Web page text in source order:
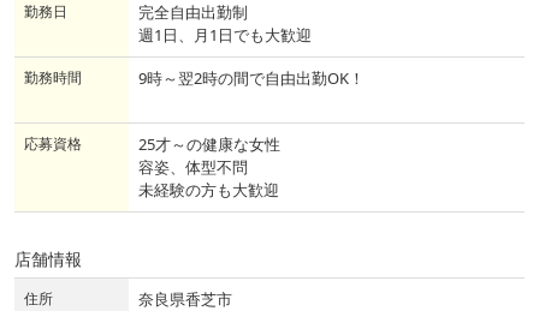
勤務日
完全自由出勤制
週1日、月1日でも大歓迎
勤務時間 9時～翌2時の間で自由出勤OK！
応募資格
25才～の健康な女性
容姿、体型不問
未経験の方も大歓迎
店舗情報
住所 奈良県香芝市